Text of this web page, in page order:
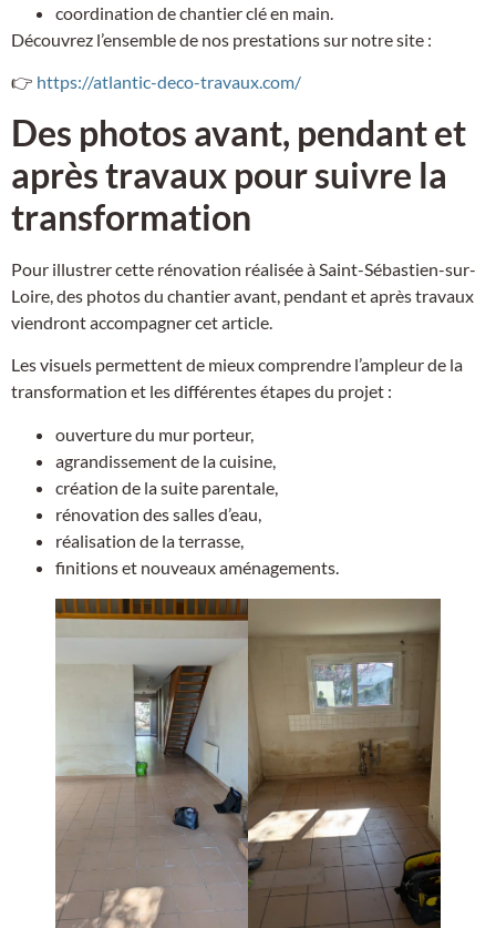
coordination de chantier clé en main.
Découvrez l’ensemble de nos prestations sur notre site :
👉 https://atlantic-deco-travaux.com/
Des photos avant, pendant et
après travaux pour suivre la
transformation
Pour illustrer cette rénovation réalisée à Saint-Sébastien-sur-
Loire, des photos du chantier avant, pendant et après travaux
viendront accompagner cet article.
Les visuels permettent de mieux comprendre l’ampleur de la
transformation et les différentes étapes du projet :
ouverture du mur porteur,
agrandissement de la cuisine,
création de la suite parentale,
rénovation des salles d’eau,
réalisation de la terrasse,
finitions et nouveaux aménagements.